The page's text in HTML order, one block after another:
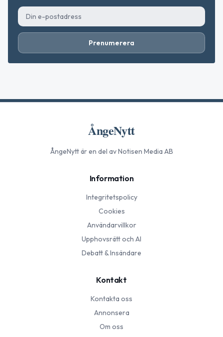
Prenumerera
ÅngeNytt
ÅngeNyttär en del av Notisen Media AB
Information
Integritetspolicy
Cookies
Användarvillkor
Upphovsrätt och AI
Debatt & Insändare
Kontakt
Kontakta oss
Annonsera
Om oss